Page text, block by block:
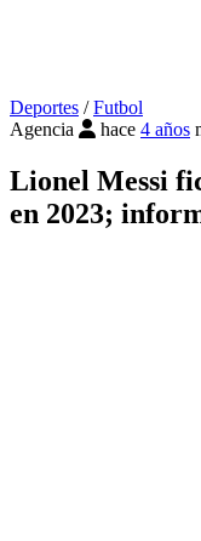
Deportes /Futbol
Agencia
hace 4 años
Lionel Messi
en 2023;